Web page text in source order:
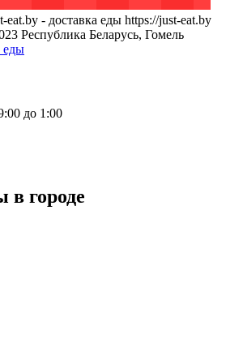
eat.by - доставка еды https://just-eat.by
Республика Беларусь, Гомель
еды
до 1:00
в городе